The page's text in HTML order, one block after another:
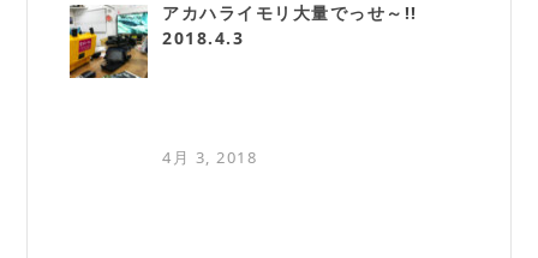
アカハライモリ大量でっせ～!!
2018.4.3
4月 3, 2018